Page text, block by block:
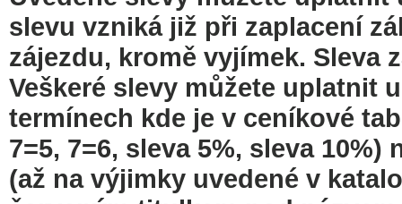
slevu vzniká již při zaplacení
zájezdu, kromě vyjímek. Sleva
Veškeré slevy můžete uplatnit
termínech kde je v ceníkové
7=5, 7=6, sleva 5%, sleva
(až na výjimky uvedené v